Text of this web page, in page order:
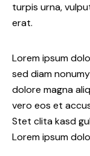
turpis urna,
erat.
Lorem ipsum
sed diam
dolore magna
vero eos et
Stet clita kasd
Lorem ipsum